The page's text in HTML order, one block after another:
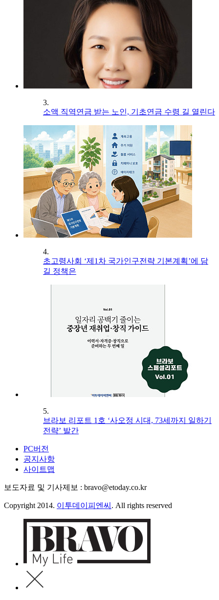
3.
소액 직역연금 받는 노인, 기초연금 수령 길 열린다
4.
초고령사회 ‘제1차 국가인구전략 기본계획’에 담
길 정책은
5.
브라보 리포트 1호 ‘사오정 시대, 73세까지 일하기
전략’ 발간
PC버전
공지사항
사이트맵
보도자료 및 기사제보 : bravo@etoday.co.kr
Copyright 2014. 이투데이피엔씨 . All rights reserved